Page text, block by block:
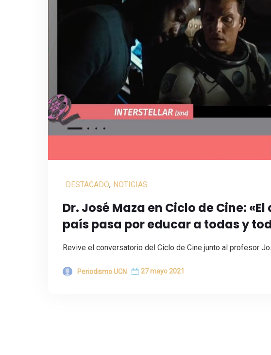
DESTACADO, NOTICIAS
Dr. José Maza en Ciclo de Cine:
país pasa por educar a todas y
Revive el conversatorio del Ciclo de Cine junto al profesor
Periodismo UCN 27 mayo 2021